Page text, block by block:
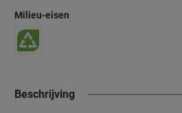
Beschrijving